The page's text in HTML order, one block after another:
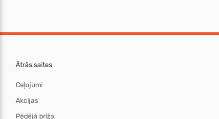
Ātrās saites
Ceļojumi
Akcijas
Pēdējā brīža